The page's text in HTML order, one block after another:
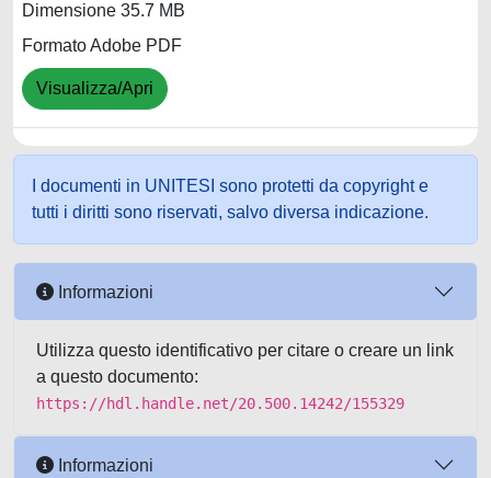
Dimensione 35.7 MB
Formato Adobe PDF
Visualizza/Apri
I documenti in UNITESI sono protetti da copyright e
tutti i diritti sono riservati, salvo diversa indicazione.
Informazioni
Utilizza questo identificativo per citare o creare un link
a questo documento:
https://hdl.handle.net/20.500.14242/155329
Informazioni